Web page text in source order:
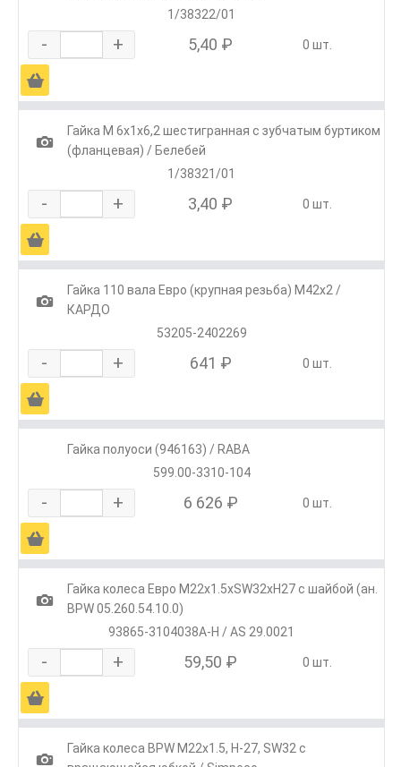
1/38322/01
- + 5,40 ₽ 0 шт.
Ä
1
Гайка М 6х1х6,2 шестигранная с зубчатым буртиком
(фланцевая) / Белебей
1/38321/01
- + 3,40 ₽ 0 шт.
Ä
1
Гайка 110 вала Евро (крупная резьба) М42х2 /
КАРДО
53205-2402269
- + 641 ₽ 0 шт.
Ä
Гайка полуоси (946163) / RABA
599.00-3310-104
- + 6 626 ₽ 0 шт.
Ä
1
Гайка колеса Евро М22х1.5хSW32хH27 с шайбой (ан.
BPW 05.260.54.10.0)
93865-3104038A-H / AS 29.0021
- + 59,50 ₽ 0 шт.
Ä
1
Гайка колеса BPW М22х1.5, H-27, SW32 с